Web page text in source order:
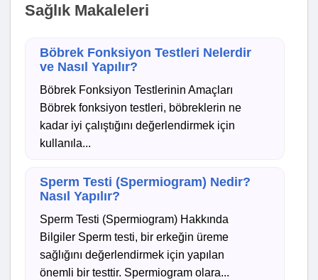
Sağlık Makaleleri
Böbrek Fonksiyon Testleri Nelerdir
ve Nasıl Yapılır?
Böbrek Fonksiyon Testlerinin Amaçları
Böbrek fonksiyon testleri, böbreklerin ne
kadar iyi çalıştığını değerlendirmek için
kullanıla...
Sperm Testi (Spermiogram) Nedir?
Nasıl Yapılır?
Sperm Testi (Spermiogram) Hakkında
Bilgiler Sperm testi, bir erkeğin üreme
sağlığını değerlendirmek için yapılan
önemli bir testtir. Spermiogram olara...